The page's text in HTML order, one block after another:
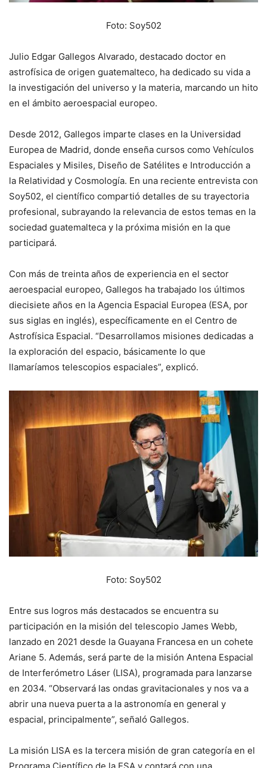
Foto: Soy502
Julio Edgar Gallegos Alvarado, destacado doctor en
astrofísica de origen guatemalteco, ha dedicado su vida a
la investigación del universo y la materia, marcando un hito
en el ámbito aeroespacial europeo.
Desde 2012, Gallegos imparte clases en la Universidad
Europea de Madrid, donde enseña cursos como Vehículos
Espaciales y Misiles, Diseño de Satélites e Introducción a
la Relatividad y Cosmología. En una reciente entrevista con
Soy502, el científico compartió detalles de su trayectoria
profesional, subrayando la relevancia de estos temas en la
sociedad guatemalteca y la próxima misión en la que
participará.
Con más de treinta años de experiencia en el sector
aeroespacial europeo, Gallegos ha trabajado los últimos
diecisiete años en la Agencia Espacial Europea (ESA, por
sus siglas en inglés), específicamente en el Centro de
Astrofísica Espacial. “Desarrollamos misiones dedicadas a
la exploración del espacio, básicamente lo que
llamaríamos telescopios espaciales”, explicó.
Foto: Soy502
Entre sus logros más destacados se encuentra su
participación en la misión del telescopio James Webb,
lanzado en 2021 desde la Guayana Francesa en un cohete
Ariane 5. Además, será parte de la misión Antena Espacial
de Interferómetro Láser (LISA), programada para lanzarse
en 2034. “Observará las ondas gravitacionales y nos va a
abrir una nueva puerta a la astronomía en general y
espacial, principalmente”, señaló Gallegos.
La misión LISA es la tercera misión de gran categoría en el